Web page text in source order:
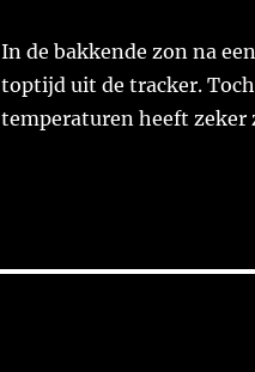
In de bakkende zon na
toptijd uit de tracker.
temperaturen heeft zeker